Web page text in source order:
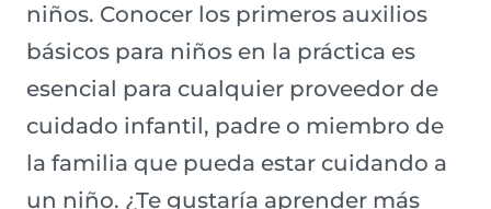
niños. Conocer los primeros auxilios
básicos para niños en la práctica es
esencial para cualquier proveedor de
cuidado infantil, padre o miembro de
la familia que pueda estar cuidando a
un niño. ¿Te gustaría aprender más